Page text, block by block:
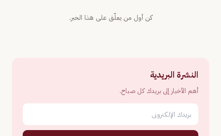
كن أول من يعلّق على هذا الخبر.
النشرة البريدية
أهم الأخبار إلى بريدك كل صباح.